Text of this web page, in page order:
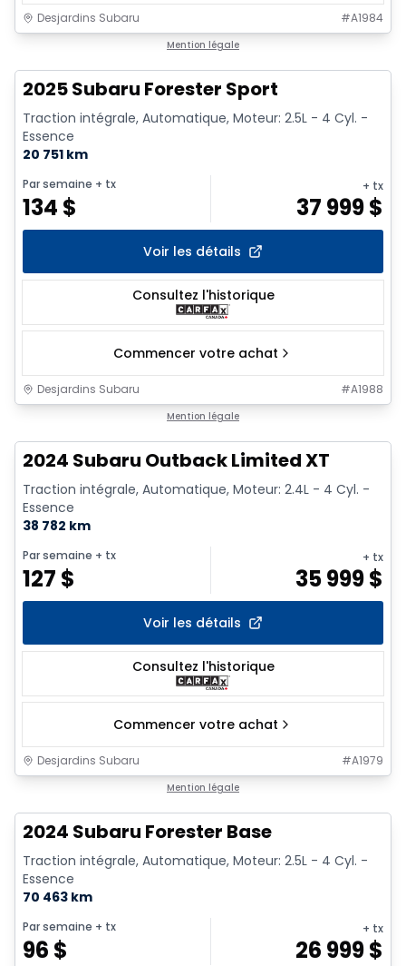
Desjardins Subaru #A1984
Mention légale
2025 Subaru Forester Sport
Traction intégrale, Automatique, Moteur: 2.5L - 4 Cyl. -
Essence
20 751 km
Par semaine + tx
134 $
+ tx
37 999$
Voir les détails
Consultez l'historique
Commencer votre achat
Desjardins Subaru #A1988
Mention légale
2024 Subaru Outback Limited XT
Traction intégrale, Automatique, Moteur: 2.4L - 4 Cyl. -
Essence
38 782 km
Par semaine + tx
127 $
+ tx
35 999$
Voir les détails
Consultez l'historique
Commencer votre achat
Desjardins Subaru #A1979
Mention légale
2024 Subaru Forester Base
Traction intégrale, Automatique, Moteur: 2.5L - 4 Cyl. -
Essence
70 463 km
Par semaine + tx
96 $
+ tx
26 999$